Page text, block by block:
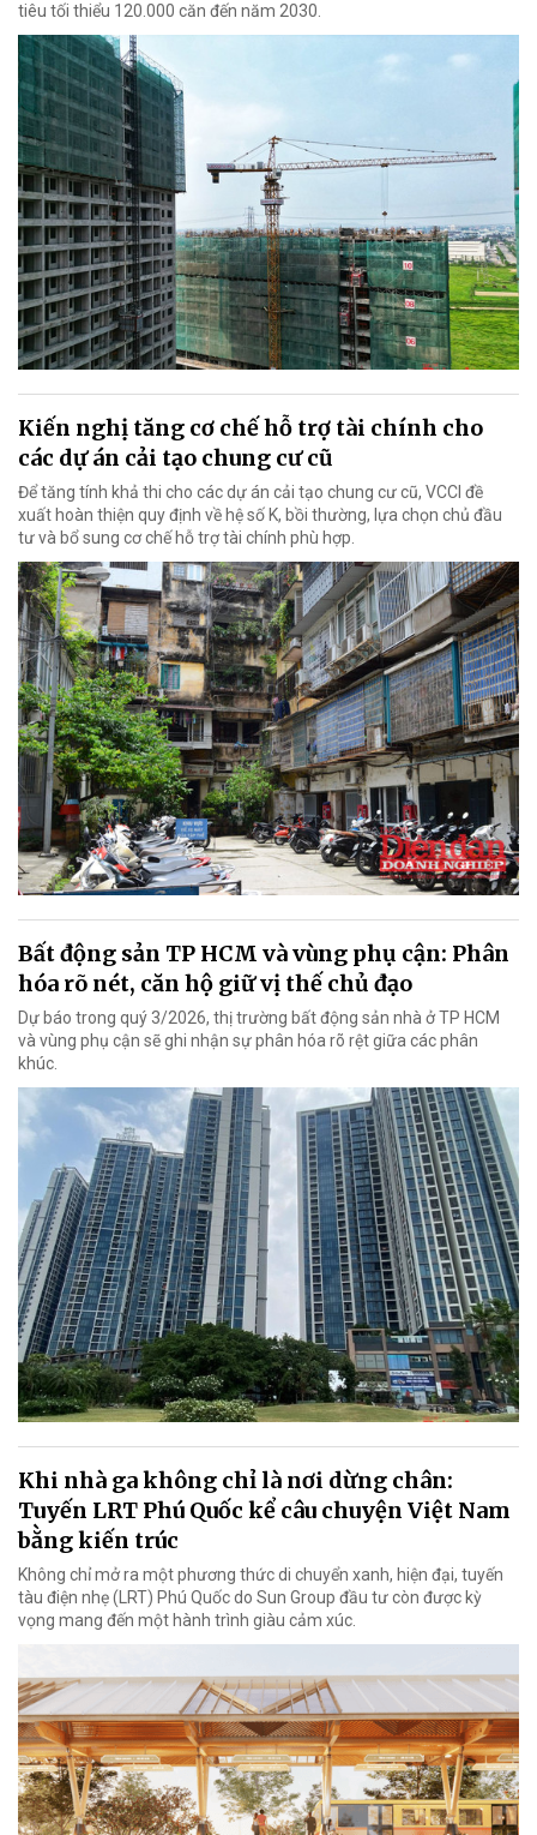
tiêu tối thiểu 120.000 căn đến năm 2030.
Kiến nghị tăng cơ chế hỗ trợ tài chính cho
các dự án cải tạo chung cư cũ
Để tăng tính khả thi cho các dự án cải tạo chung cư cũ, VCCI đề
xuất hoàn thiện quy định về hệ số K, bồi thường, lựa chọn chủ đầu
tư và bổ sung cơ chế hỗ trợ tài chính phù hợp.
Bất động sản TP HCM và vùng phụ cận: Phân
hóa rõ nét, căn hộ giữ vị thế chủ đạo
Dự báo trong quý 3/2026, thị trường bất động sản nhà ở TP HCM
và vùng phụ cận sẽ ghi nhận sự phân hóa rõ rệt giữa các phân
khúc.
Khi nhà ga không chỉ là nơi dừng chân:
Tuyến LRT Phú Quốc kể câu chuyện Việt Nam
bằng kiến trúc
Không chỉ mở ra một phương thức di chuyển xanh, hiện đại, tuyến
tàu điện nhẹ (LRT) Phú Quốc do Sun Group đầu tư còn được kỳ
vọng mang đến một hành trình giàu cảm xúc.